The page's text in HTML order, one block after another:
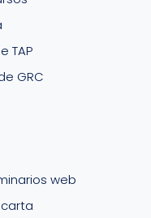
TAP
GRC
web